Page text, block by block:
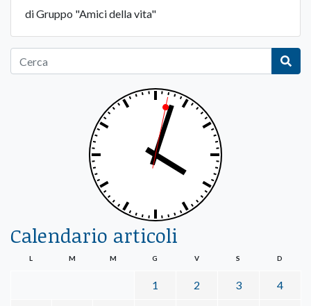
di Gruppo "Amici della vita"
Calendario articoli
L M M G V S D
1 2 3 4